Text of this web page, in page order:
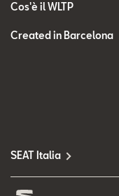
Cos'è il WLTP
Created in Barcelona
SEAT Italia